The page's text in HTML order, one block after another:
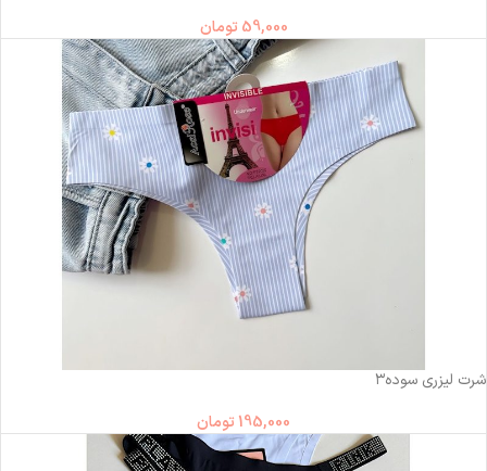
59,000 تومان
شرت لیزری سوده۳
195,000 تومان